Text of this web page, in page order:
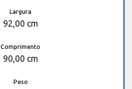
Largura
92,00 cm
Comprimento
90,00 cm
Peso